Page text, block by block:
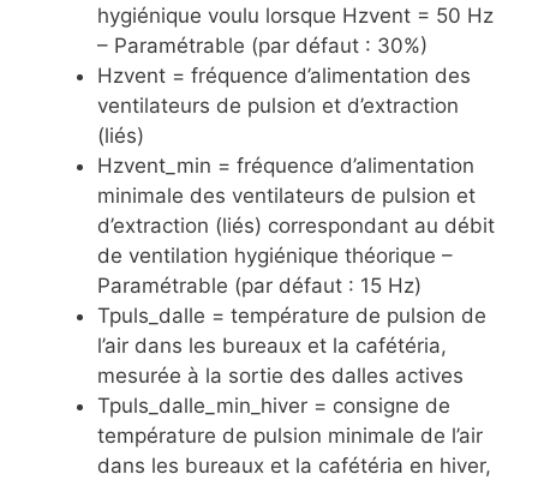
hygiénique voulu lorsque Hzvent = 50 Hz
– Paramétrable (par défaut : 30%)
Hzvent = fréquence d’alimentation des
ventilateurs de pulsion et d’extraction
(liés)
Hzvent_min = fréquence d’alimentation
minimale des ventilateurs de pulsion et
d’extraction (liés) correspondant au débit
de ventilation hygiénique théorique –
Paramétrable (par défaut : 15 Hz)
Tpuls_dalle = température de pulsion de
l’air dans les bureaux et la cafétéria,
mesurée à la sortie des dalles actives
Tpuls_dalle_min_hiver = consigne de
température de pulsion minimale de l’air
dans les bureaux et la cafétéria en hiver,